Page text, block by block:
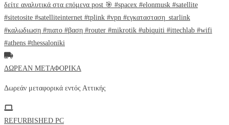
δείτε αναλυτικά στα επόμενα post 🎯 #spacex #elonmusk #satellite
#sitetosite #satelliteinternet #tplink #vpn #εγκατασταση_starlink
#καλωδιωση #πιατο #βαση #router #mikrotik #ubiquiti #ittechlab #wifi
#athens #thessaloniki
ΔΩΡΕΑΝ ΜΕΤΑΦΟΡΙΚΑ
Δωρεάν μεταφορικά εντός Αττικής
REFURBISHED PC